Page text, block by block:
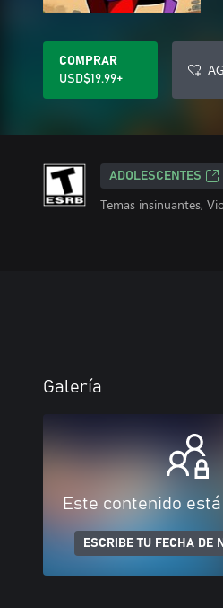
COMPRAR
USD$19.99+
ADOLESCENTES
Temas insinuantes,
Galería
Este contenido
ESCRIBE TU FECHA DE